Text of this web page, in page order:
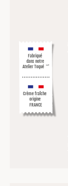
Fabriqué
dans notre
Atelier Toqué ™*
Crème fraîche
origine
FRANCE